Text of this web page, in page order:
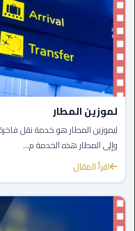
اون
لاين
ليموزين
الشروق
ليموزين
مدينتي
ليموزين
لموزين المطار
ليموزين المطار هو خدمة نقل
وإلى المطار هذه الخدمة م...
اقرأ المقال